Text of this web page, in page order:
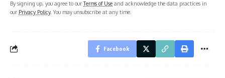
By signing up, you agree to ourTerms of Use and acknowledge the data practices in
our Privacy Policy. You may unsubscribe at any time.
Facebook